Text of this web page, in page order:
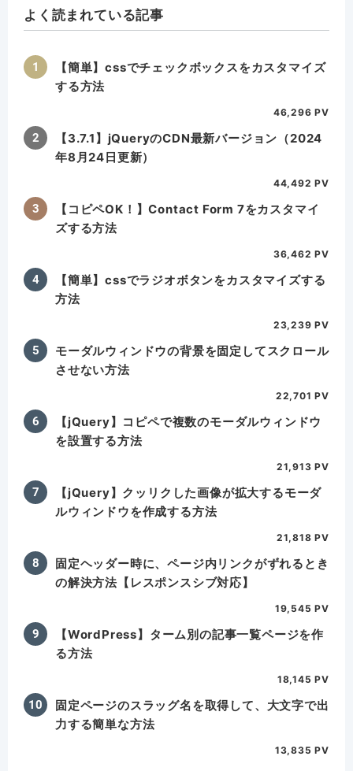
よく読まれている記事
【簡単】cssでチェックボックスをカスタマイズ
する方法
46,296 PV
【3.7.1】jQueryのCDN最新バージョン（2024
年8月24日更新）
44,492 PV
【コピペOK！】Contact Form 7をカスタマイ
ズする方法
36,462 PV
【簡単】cssでラジオボタンをカスタマイズする
方法
23,239 PV
モーダルウィンドウの背景を固定してスクロール
させない方法
22,701 PV
【jQuery】コピペで複数のモーダルウィンドウ
を設置する方法
21,913 PV
【jQuery】クッリクした画像が拡大するモーダ
ルウィンドウを作成する方法
21,818 PV
固定ヘッダー時に、ページ内リンクがずれるとき
の解決方法【レスポンスシブ対応】
19,545 PV
【WordPress】ターム別の記事一覧ページを作
る方法
18,145 PV
固定ページのスラッグ名を取得して、大文字で出
力する簡単な方法
13,835 PV